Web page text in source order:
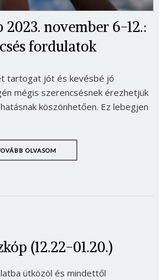
november 6-12.:
fordulatok
tartogat jót és kevésbé jó
mégis szerencsésnek érezhetjük
köszönhetően. Ez lebegjen
OLVASOM
(12.22-01.20.)
ütközöl és mindettől